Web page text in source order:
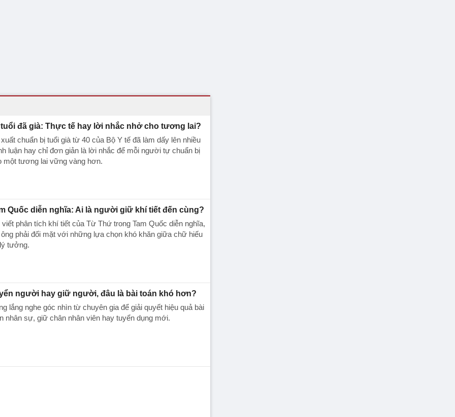
tuổi đã già: Thực tế hay lời nhắc nhở cho tương lai?
chuẩn bị tuổi già từ 40 của Bộ Y tế đã làm dấy lên nhiều
luận hay chỉ đơn giản là lời nhắc để mỗi người tự chuẩn bị
một tương lai vững vàng hơn.
Quốc diễn nghĩa: Ai là người giữ khí tiết đến cùng?
viết phân tích khí tiết của Từ Thứ trong Tam Quốc diễn nghĩa,
phải đối mặt với những lựa chọn khó khăn giữa chữ hiếu
tưởng.
người hay giữ người, đâu là bài toán khó hơn?
lắng nghe góc nhìn từ chuyên gia để giải quyết hiệu quả bài
nhân sự, giữ chân nhân viên hay tuyển dụng mới.